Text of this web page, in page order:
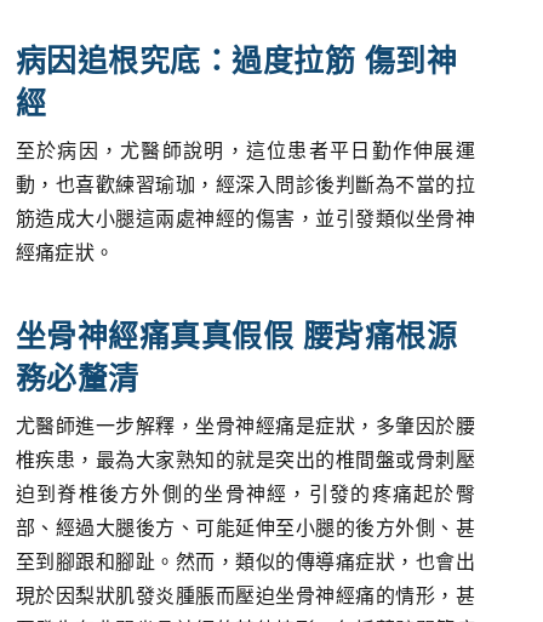
病因追根究底：過度拉筋 傷到神
經
至於病因，尤醫師說明，這位患者平日勤作伸展運
動，也喜歡練習瑜珈，經深入問診後判斷為不當的拉
筋造成大小腿這兩處神經的傷害，並引發類似坐骨神
經痛症狀。
坐骨神經痛真真假假 腰背痛根源
務必釐清
尤醫師進一步解釋，坐骨神經痛是症狀，多肇因於腰
椎疾患，最為大家熟知的就是突出的椎間盤或骨刺壓
迫到脊椎後方外側的坐骨神經，引發的疼痛起於臀
部、經過大腿後方、可能延伸至小腿的後方外側、甚
至到腳跟和腳趾。然而，類似的傳導痛症狀，也會出
現於因梨狀肌發炎腫脹而壓迫坐骨神經痛的情形，甚